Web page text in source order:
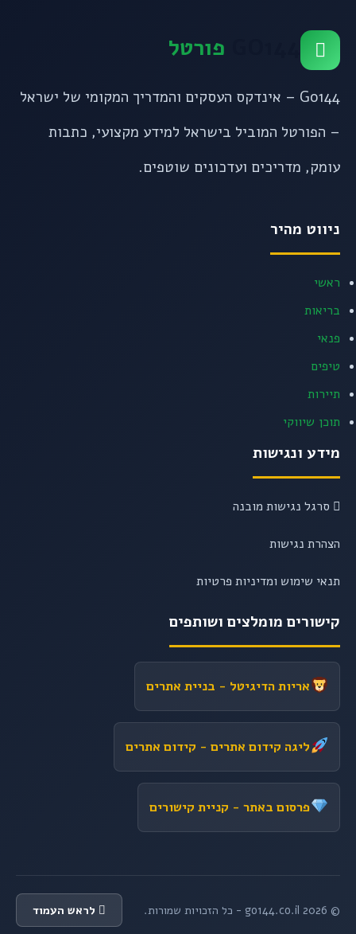
פורטל
Go144 – אינדקס העסקים והמדריך המקומי של ישראל
– הפורטל המוביל בישראל למידע מקצועי, כתבות
עומק, מדריכים ועדכונים שוטפים.
ניווט מהיר
ראשי
בריאות
פנאי
טיפים
תיירות
תוכן שיווקי
מידע ונגישות
סרגל נגישות מובנה
הצהרת נגישות
תנאי שימוש ומדיניות פרטיות
קישורים מומלצים ושותפים
אריות הדיגיטל - בניית אתרים
ליגה קידום אתרים- קידום אתרים
פרסום באתר- קניית קישורים
© 2026 go144.co.il - כל הזכויות שמורות. לראש העמוד